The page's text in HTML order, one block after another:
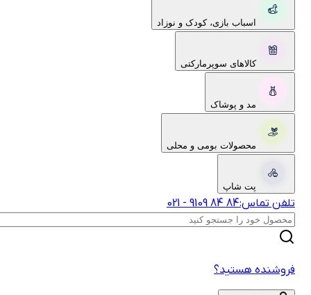
اسباب بازی، کودک و نوزاد
کالاهای سوپرمارکتی
مد و پوشاک
محصولات بومی و محلی
پت شاپ
تماس: 021-‎9109‎ ‎84‎ ‎84‎
هستید؟